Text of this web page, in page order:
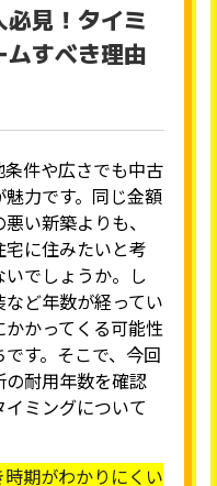
見！タイミ
ムすべき理由
件や広さでも中古
力です。同じ金額
い新築よりも、
に住みたいと考
でしょうか。し
ど年数が経ってい
かってくる可能性
す。そこで、今回
耐用年数を確認
ミングについて
期がわかりにくい